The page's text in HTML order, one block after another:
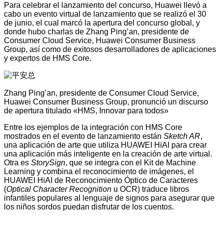
Para celebrar el lanzamiento del concurso, Huawei llevó a
cabo un evento virtual de lanzamiento que se realizó el 30
de junio, el cual marcó la apertura del concurso global, y
donde hubo charlas de Zhang Ping’an, presidente de
Consumer Cloud Service, Huawei Consumer Business
Group, así como de exitosos desarrolladores de aplicaciones
y expertos de HMS Core.
Zhang Ping’an, presidente de Consumer Cloud Service,
Huawei Consumer Business Group, pronunció un discurso
de apertura titulado «HMS, Innovar para todos»
Entre los ejemplos de la integración con HMS Core
mostrados en el evento de lanzamiento están Sketch AR,
una aplicación de arte que utiliza HUAWEI HiAI para crear
una aplicación más inteligente en la creación de arte virtual.
Otra es StorySign, que se integra con el Kit de Machine
Learning y combina el reconocimiento de imágenes, el
HUAWEI HiAI de Reconocimiento Óptico de Caracteres
(Optical Character Recognition u OCR) traduce libros
infantiles populares al lenguaje de signos para asegurar que
los niños sordos puedan disfrutar de los cuentos.